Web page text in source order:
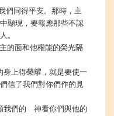
們同得平安。那時，主
顯現，要報應那些不認
。
的面和他權能的榮光隔
上得榮耀，就是要使一
信了我們對你們作的見
我們的 神看你們與他的